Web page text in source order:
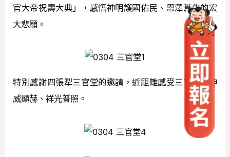
官大帝祝壽大典」，感悟神明護國佑民、恩澤蒼生的宏
大悲願。
特別感謝四張犁三官堂的邀請，近距離感受三官大帝神
威顯赫、祥光普照。